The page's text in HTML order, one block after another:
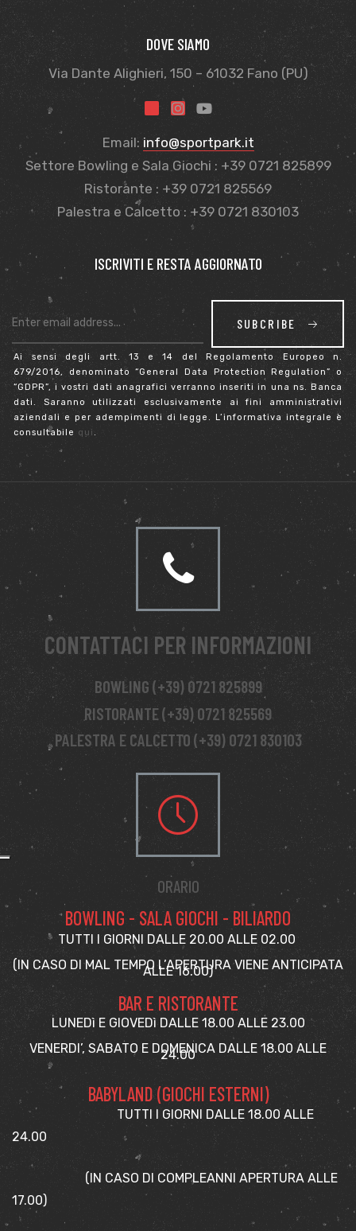
DOVE SIAMO
Via Dante Alighieri, 150 – 61032 Fano (PU)
Email: info@sportpark.it
Settore Bowling e Sala Giochi : +39 0721 825899
Ristorante : +39 0721 825569
Palestra e Calcetto : +39 0721 830103
ISCRIVITI E RESTA AGGIORNATO
SUBCRIBE
Ai sensi degli artt. 13 e 14 del Regolamento Europeo n.
679/2016, denominato “General Data Protection Regulation” o
“GDPR”, i vostri dati anagrafici verranno inseriti in una ns. Banca
dati. Saranno utilizzati esclusivamente ai fini amministrativi
aziendali e per adempimenti di legge. L’informativa integrale è
consultabile qui .
CONTATTACI PER INFORMAZIONI
BOWLING (+39) 0721 825899
RISTORANTE (+39) 0721 825569
PALESTRA E CALCETTO (+39) 0721 830103
ORARIO
BOWLING - SALA GIOCHI - BILIARDO
TUTTI I GIORNI DALLE 20.00 ALLE 02.00
(IN CASO DI MAL TEMPO L’APERTURA VIENE ANTICIPATA
ALLE 16.00)
BAR E RISTORANTE
LUNEDì E GIOVEDì DALLE 18.00 ALLE 23.00
VENERDI’, SABATO E DOMENICA DALLE 18.00 ALLE
24.00
BABYLAND (GIOCHI ESTERNI)
TUTTI I GIORNI DALLE 18.00 ALLE
24.00
(IN CASO DI COMPLEANNI APERTURA ALLE
17.00)